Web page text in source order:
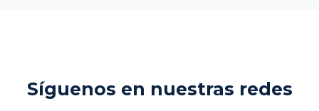
Síguenos en nuestras redes